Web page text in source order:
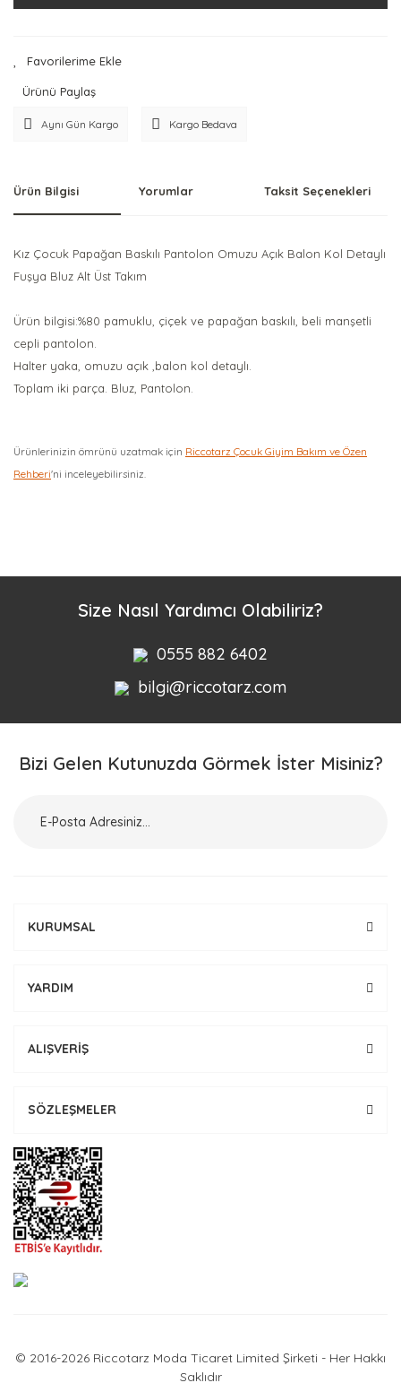
Ürünü Paylaş
Aynı Gün Kargo Kargo Bedava
Ürün Bilgisi Yorumlar Taksit Seçenekleri
Kız Çocuk Papağan Baskılı Pantolon Omuzu Açık Balon Kol Detaylı
Fuşya Bluz Alt Üst Takım
Ürün bilgisi:%80 pamuklu, çiçek ve papağan baskılı, beli manşetli
cepli pantolon.
Halter yaka, omuzu açık ,balon kol detaylı.
Toplam iki parça. Bluz, Pantolon.
Ürünlerinizin ömrünü uzatmak için Riccotarz Çocuk Giyim Bakım ve Özen
Rehberi'ni inceleyebilirsiniz.
Size Nasıl Yardımcı Olabiliriz?
0555 882 6402
bilgi@riccotarz.com
Bizi Gelen Kutunuzda Görmek İster Misiniz?
KURUMSAL
YARDIM
ALIŞVERİŞ
SÖZLEŞMELER
© 2016-2026 Riccotarz Moda Ticaret Limited Şirketi - Her Hakkı
Saklıdır